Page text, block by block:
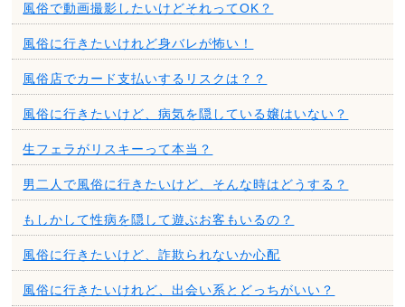
風俗で動画撮影したいけどそれってOK？
風俗に行きたいけれど身バレが怖い！
風俗店でカード支払いするリスクは？？
風俗に行きたいけど、病気を隠している嬢はいない？
生フェラがリスキーって本当？
男二人で風俗に行きたいけど、そんな時はどうする？
もしかして性病を隠して遊ぶお客もいるの？
風俗に行きたいけど、詐欺られないか心配
風俗に行きたいけれど、出会い系とどっちがいい？